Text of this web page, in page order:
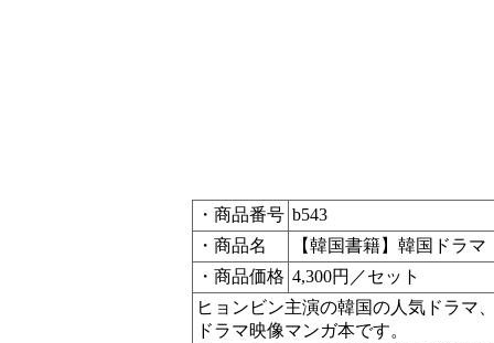
・商品番号 b543
・商品名
【韓国書籍】韓国ドラ
・商品価格 4,300円／セット
ヒョンビン主演の韓国の人気ドラマ
ドラマ映像マンガ本です。